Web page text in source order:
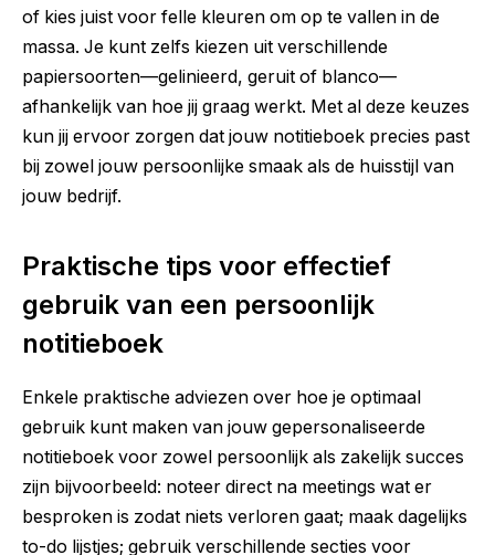
of kies juist voor felle kleuren om op te vallen in de
massa. Je kunt zelfs kiezen uit verschillende
papiersoorten—gelinieerd, geruit of blanco—
afhankelijk van hoe jij graag werkt. Met al deze keuzes
kun jij ervoor zorgen dat jouw notitieboek precies past
bij zowel jouw persoonlijke smaak als de huisstijl van
jouw bedrijf.
Praktische tips voor effectief
gebruik van een persoonlijk
notitieboek
Enkele praktische adviezen over hoe je optimaal
gebruik kunt maken van jouw gepersonaliseerde
notitieboek voor zowel persoonlijk als zakelijk succes
zijn bijvoorbeeld: noteer direct na meetings wat er
besproken is zodat niets verloren gaat; maak dagelijks
to-do lijstjes; gebruik verschillende secties voor